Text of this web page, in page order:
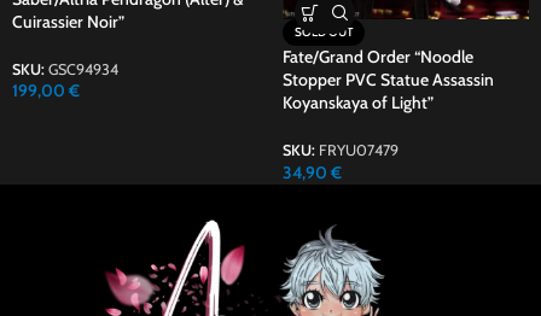
Cuirassier Noir”
SKU: GSC94934
199,00 €
SOLD OUT
Fate/Grand Order “Noodle
Stopper PVC Statue Assassin
Koyanskaya of Light”
SKU: FRYU07479
34,90 €